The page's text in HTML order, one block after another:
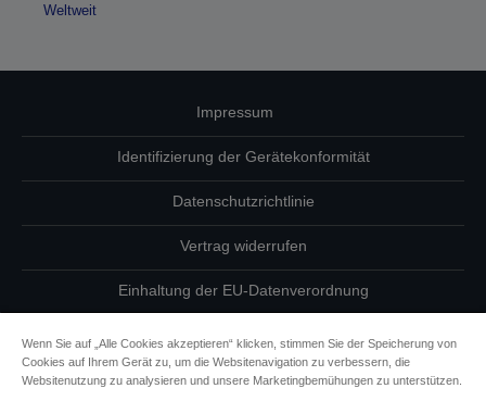
Weltweit
Impressum
Identifizierung der Gerätekonformität
Datenschutzrichtlinie
Vertrag widerrufen
Einhaltung der EU-Datenverordnung
Informationen zu Cookies
Wenn Sie auf „Alle Cookies akzeptieren“ klicken, stimmen Sie der Speicherung von
Cookies auf Ihrem Gerät zu, um die Websitenavigation zu verbessern, die
Websitenutzung zu analysieren und unsere Marketingbemühungen zu unterstützen.